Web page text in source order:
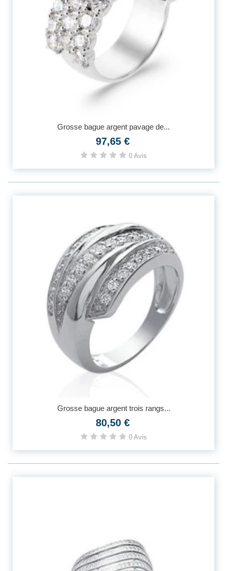
Grosse bague argent pavage de...
97,65 €
0 Avis
Grosse bague argent trois rangs...
80,50 €
0 Avis